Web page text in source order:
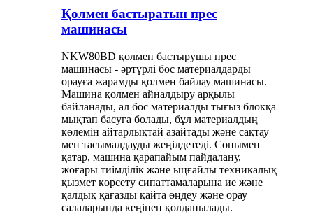
Қолмен бастыратын прес
машинасы
NKW80BD қолмен бастырушы прес
машинасы - әртүрлі бос материалдарды
орауға жарамды қолмен байлау машинасы.
Машина қолмен айналдыру арқылы
байланады, ал бос материалды тығыз блокқа
мықтап басуға болады, бұл материалдың
көлемін айтарлықтай азайтады және сақтау
мен тасымалдауды жеңілдетеді. Сонымен
қатар, машина қарапайым пайдалану,
жоғары тиімділік және ыңғайлы техникалық
қызмет көрсету сипаттамаларына ие және
қалдық қағазды қайта өңдеу және орау
салаларында кеңінен қолданылады.